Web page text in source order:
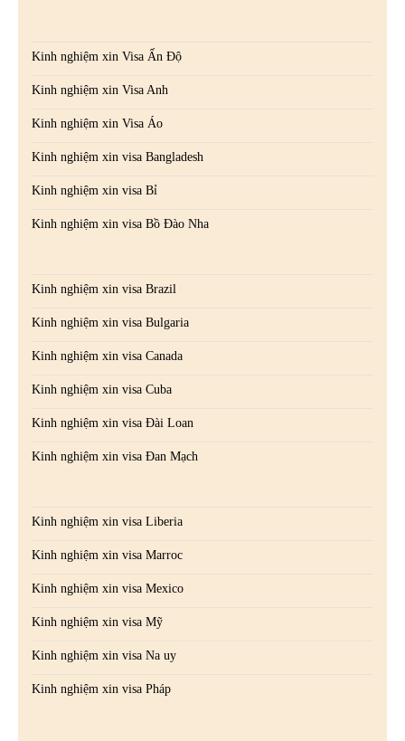
Kinh nghiệm xin Visa Ấn Độ
Kinh nghiệm xin Visa Anh
Kinh nghiệm xin Visa Áo
Kinh nghiệm xin visa Bangladesh
Kinh nghiệm xin visa Bỉ
Kinh nghiệm xin visa Bồ Đào Nha
Kinh nghiệm xin visa Brazil
Kinh nghiệm xin visa Bulgaria
Kinh nghiệm xin visa Canada
Kinh nghiệm xin visa Cuba
Kinh nghiệm xin visa Đài Loan
Kinh nghiệm xin visa Đan Mạch
Kinh nghiệm xin visa Liberia
Kinh nghiệm xin visa Marroc
Kinh nghiệm xin visa Mexico
Kinh nghiệm xin visa Mỹ
Kinh nghiệm xin visa Na uy
Kinh nghiệm xin visa Pháp